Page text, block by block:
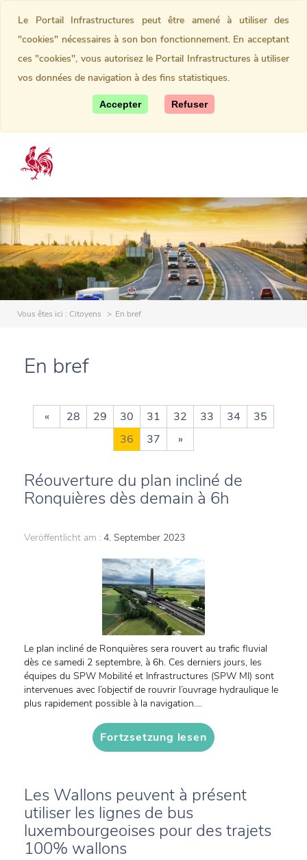
Vous êtes ici : Citoyens En bref
En bref
« 28 29 30 31 32 33 34
35
36
37 »
Réouverture du plan incliné de
Ronquières dès demain à 6h
Veröffentlicht am : 4. September 2023
Le plan incliné de Ronquières sera rouvert au trafic fluvial
dès ce samedi 2 septembre, à 6h. Ces derniers jours, les
équipes du SPW Mobilité et Infrastructures (SPW MI) sont
intervenues avec l’objectif de rouvrir l’ouvrage hydraulique le
plus rapidement possible à la navigation....
Fortzsetzung lesen
Les Wallons peuvent à présent
utiliser les lignes de bus
luxembourgeoises pour des trajets
100% wallons
Le Portail Infrastructures peut être amené à utiliser des
"cookies" nécessaires à son bon fonctionnement. En acceptant
ces "cookies", vous autorisez le Portail Infrastructures à utiliser
vos données de navigation à des fins statistiques.
Accepter Refuser